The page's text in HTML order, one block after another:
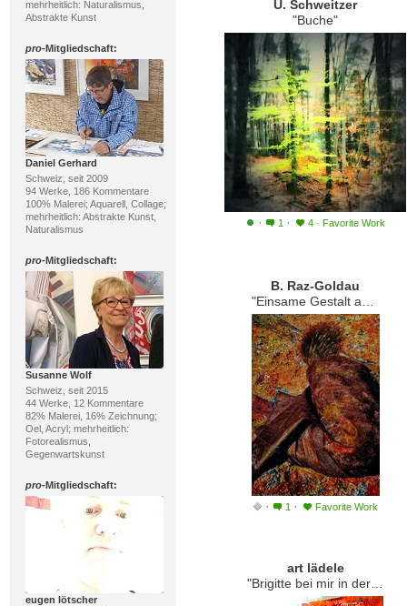
mehrheitlich: Naturalismus,
Abstrakte Kunst
pro-Mitgliedschaft:
Daniel Gerhard
Schweiz, seit 2009
94 Werke, 186 Kommentare
100% Malerei; Aquarell, Collage;
mehrheitlich: Abstrakte Kunst,
Naturalismus
pro-Mitgliedschaft:
Susanne Wolf
Schweiz, seit 2015
44 Werke, 12 Kommentare
82% Malerei, 16% Zeichnung;
Oel, Acryl; mehrheitlich:
Fotorealismus,
Gegenwartskunst
pro-Mitgliedschaft:
eugen lötscher
U. Schweitzer
"Buche"
· 1 · 4 · Favorite Work
B. Raz-Goldau
"Einsame Gestalt auf dem Feld"
· 1 · Favorite Work
art lädele
"Brigitte bei mir in der kunst Apotheke"